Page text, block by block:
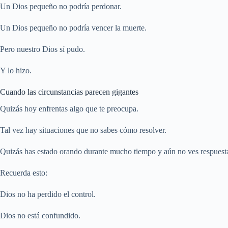
Un Dios pequeño no podría perdonar.
Un Dios pequeño no podría vencer la muerte.
Pero nuestro Dios sí pudo.
Y lo hizo.
Cuando las circunstancias parecen gigantes
Quizás hoy enfrentas algo que te preocupa.
Tal vez hay situaciones que no sabes cómo resolver.
Quizás has estado orando durante mucho tiempo y aún no ves
Recuerda esto:
Dios no ha perdido el control.
Dios no está confundido.